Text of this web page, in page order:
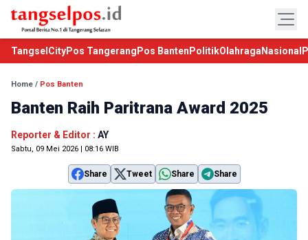
TangselCityPos Tangerang Pos Banten PolitikOlahraga Nasional
Home / Pos Banten
Banten Raih Paritrana Award 2025
Reporter & Editor : AY
Sabtu, 09 Mei 2026 | 08:16 WIB
Share Tweet Share Share